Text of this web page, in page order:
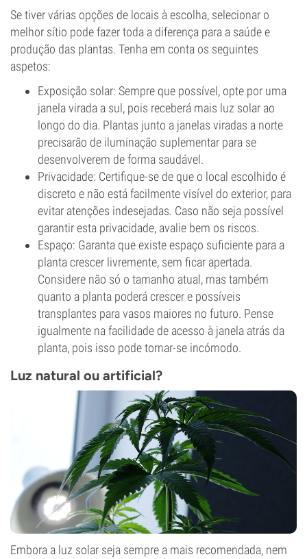
Se tiver várias opções de locais à escolha, selecionar o
melhor sítio pode fazer toda a diferença para a saúde e
produção das plantas. Tenha em conta os seguintes
aspetos:
Exposição solar: Sempre que possível, opte por uma
janela virada a sul, pois receberá mais luz solar ao
longo do dia. Plantas junto a janelas viradas a norte
precisarão de iluminação suplementar para se
desenvolverem de forma saudável.
Privacidade: Certifique-se de que o local escolhido é
discreto e não está facilmente visível do exterior, para
evitar atenções indesejadas. Caso não seja possível
garantir esta privacidade, avalie bem os riscos.
Espaço: Garanta que existe espaço suficiente para a
planta crescer livremente, sem ficar apertada.
Considere não só o tamanho atual, mas também
quanto a planta poderá crescer e possíveis
transplantes para vasos maiores no futuro. Pense
igualmente na facilidade de acesso à janela atrás da
planta, pois isso pode tornar-se incómodo.
Luz natural ou artificial?
Embora a luz solar seja sempre a mais recomendada, nem